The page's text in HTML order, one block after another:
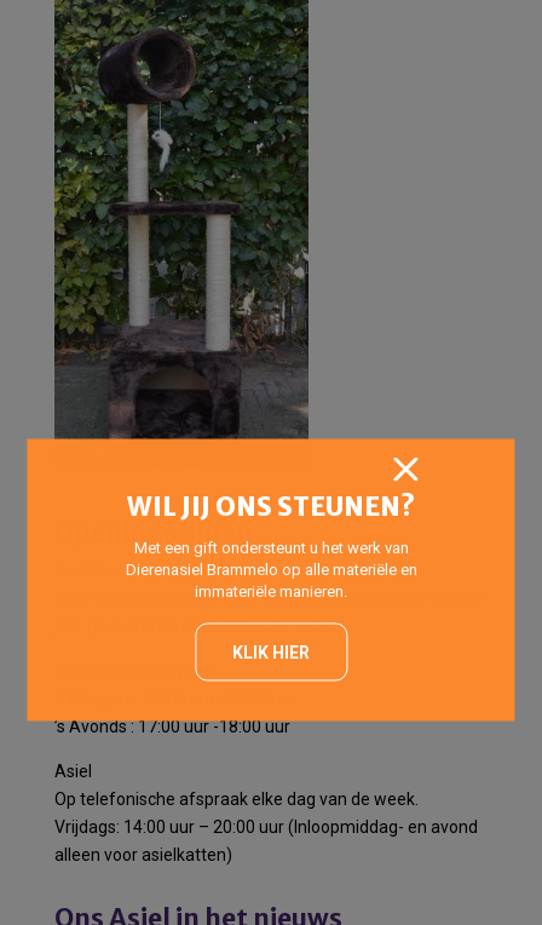
Voor het halen en brengen van pensiondieren het gehele
jaar geopend op onderstaande tijden:
Elke dag van de week:
’s Avonds : 17:00 uur -18:00 uur
Asiel
Op telefonische afspraak elke dag van de week.
Vrijdags: 14:00 uur – 20:00 uur (Inloopmiddag- en avond
alleen voor asielkatten)
WIL JIJ ONS STEUNEN?
Met een gift ondersteunt u het werk van
Dierenasiel Brammelo op alle materiële en
immateriële manieren.
KLIK HIER